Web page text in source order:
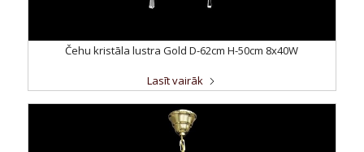
Čehu kristāla lustra Gold D-62cm H-50cm 8x40W
Lasīt vairāk